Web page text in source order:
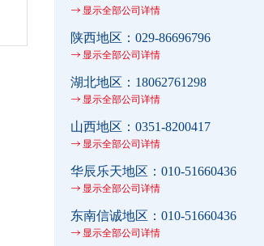
显示全部公司详情
陕西地区： 029-86696796
显示全部公司详情
湖北地区： 18062761298
显示全部公司详情
山西地区： 0351-8200417
显示全部公司详情
华辰乐天地区： 010-51660436
显示全部公司详情
东南信诚地区： 010-51660436
显示全部公司详情